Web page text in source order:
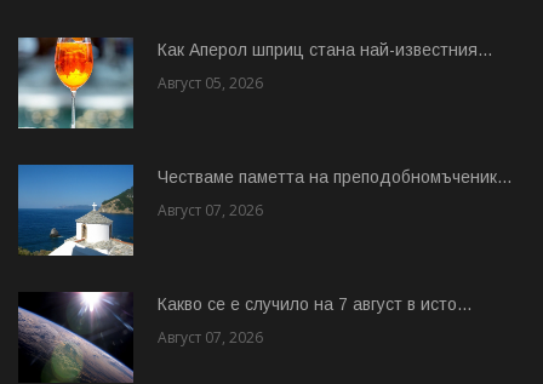
Как Аперол шприц стана най-известния...
Август 05, 2026
Честваме паметта на преподобномъченик...
Август 07, 2026
Какво се е случило на 7 август в исто...
Август 07, 2026